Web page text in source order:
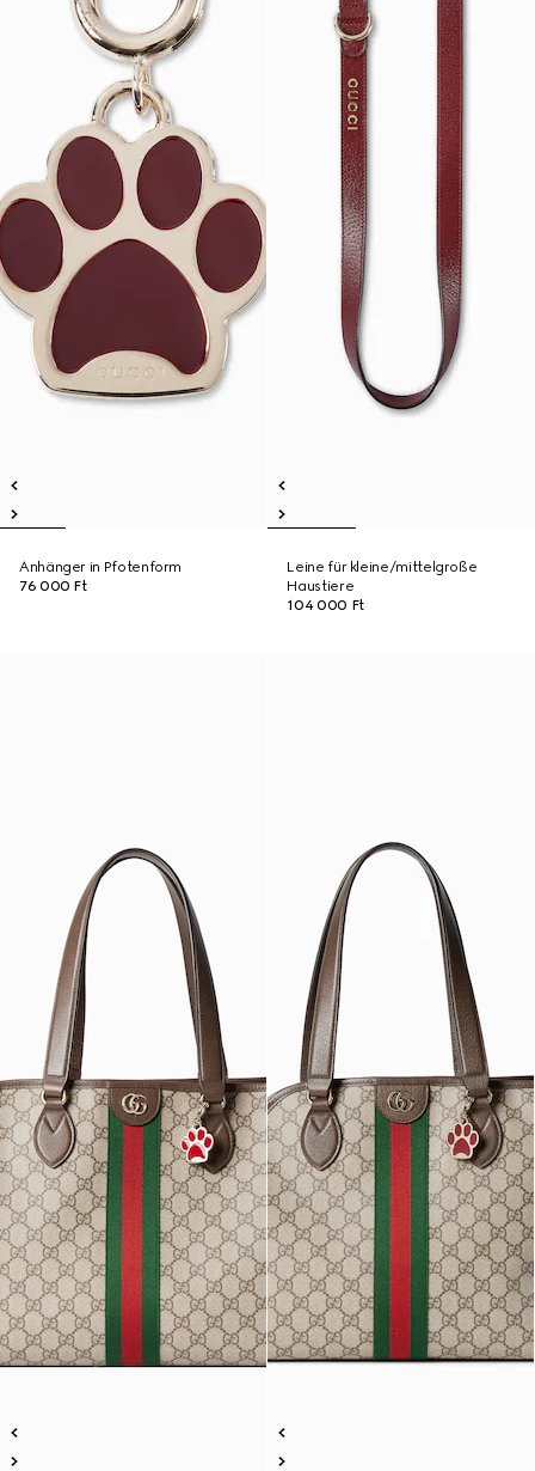
Anhänger in Pfotenform
76 000 Ft
Leine für kleine/mittelgroße
Haustiere
104 000 Ft